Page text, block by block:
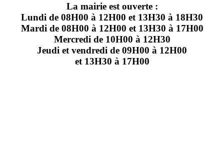
La mairie est ouverte :
Lundi de 08H00 à 12H00 et 13H30 à 18H30
Mardi de 08H00 à 12H00 et 13H30 à 17H00
Mercredi de 10H00 à 12H30
Jeudi et vendredi de 09H00 à 12H00
et 13H30 à 17H00